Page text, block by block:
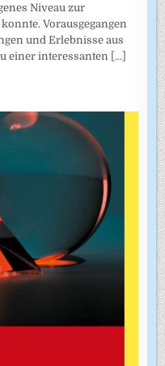
Niveau zur
Vorausgegangen
und Erlebnisse aus
einer interessanten [...]